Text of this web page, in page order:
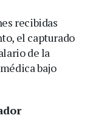
recibidas
el capturado
de la
bajo